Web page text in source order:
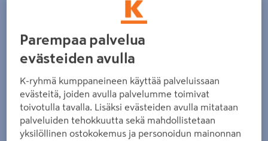
Parempaa palvelua
evästeiden avulla
K-ryhmä kumppaneineen käyttää palveluissaan
evästeitä, joiden avulla palvelumme toimivat
toivotulla tavalla. Lisäksi evästeiden avulla mitataan
palveluiden tehokkuutta sekä mahdollistetaan
yksilöllinen ostokokemus ja personoidun mainonnan